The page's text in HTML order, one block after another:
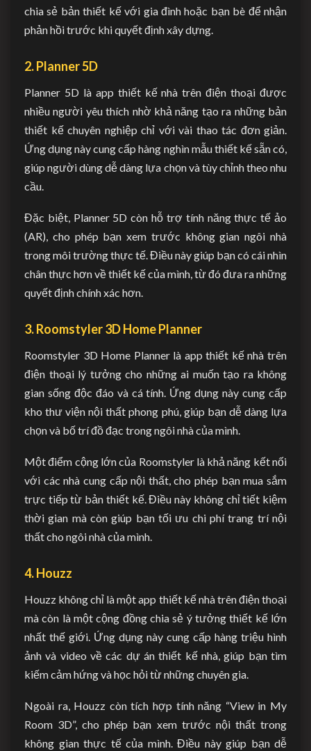
chia sẻ bản thiết kế với gia đình hoặc bạn bè để nhận
phản hồi trước khi quyết định xây dựng.
2. Planner 5D
Planner 5D là app thiết kế nhà trên điện thoại được
nhiều người yêu thích nhờ khả năng tạo ra những bản
thiết kế chuyên nghiệp chỉ với vài thao tác đơn giản.
Ứng dụng này cung cấp hàng nghìn mẫu thiết kế sẵn có,
giúp người dùng dễ dàng lựa chọn và tùy chỉnh theo nhu
cầu.
Đặc biệt, Planner 5D còn hỗ trợ tính năng thực tế ảo
(AR), cho phép bạn xem trước không gian ngôi nhà
trong môi trường thực tế. Điều này giúp bạn có cái nhìn
chân thực hơn về thiết kế của mình, từ đó đưa ra những
quyết định chính xác hơn.
3. Roomstyler 3D Home Planner
Roomstyler 3D Home Planner là app thiết kế nhà trên
điện thoại lý tưởng cho những ai muốn tạo ra không
gian sống độc đáo và cá tính. Ứng dụng này cung cấp
kho thư viện nội thất phong phú, giúp bạn dễ dàng lựa
chọn và bố trí đồ đạc trong ngôi nhà của mình.
Một điểm cộng lớn của Roomstyler là khả năng kết nối
với các nhà cung cấp nội thất, cho phép bạn mua sắm
trực tiếp từ bản thiết kế. Điều này không chỉ tiết kiệm
thời gian mà còn giúp bạn tối ưu chi phí trang trí nội
thất cho ngôi nhà của mình.
4. Houzz
Houzz không chỉ là một app thiết kế nhà trên điện thoại
mà còn là một cộng đồng chia sẻ ý tưởng thiết kế lớn
nhất thế giới. Ứng dụng này cung cấp hàng triệu hình
ảnh và video về các dự án thiết kế nhà, giúp bạn tìm
kiếm cảm hứng và học hỏi từ những chuyên gia.
Ngoài ra, Houzz còn tích hợp tính năng “View in My
Room 3D”, cho phép bạn xem trước nội thất trong
không gian thực tế của mình. Điều này giúp bạn dễ